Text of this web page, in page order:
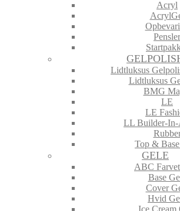
Acryl
Pensler
Lidtluksus
Lidtluksus
BMG
LE
LE
LL Builder-
Top &
GELE
ABC
Base
Cover
Hvid
Ice Cream